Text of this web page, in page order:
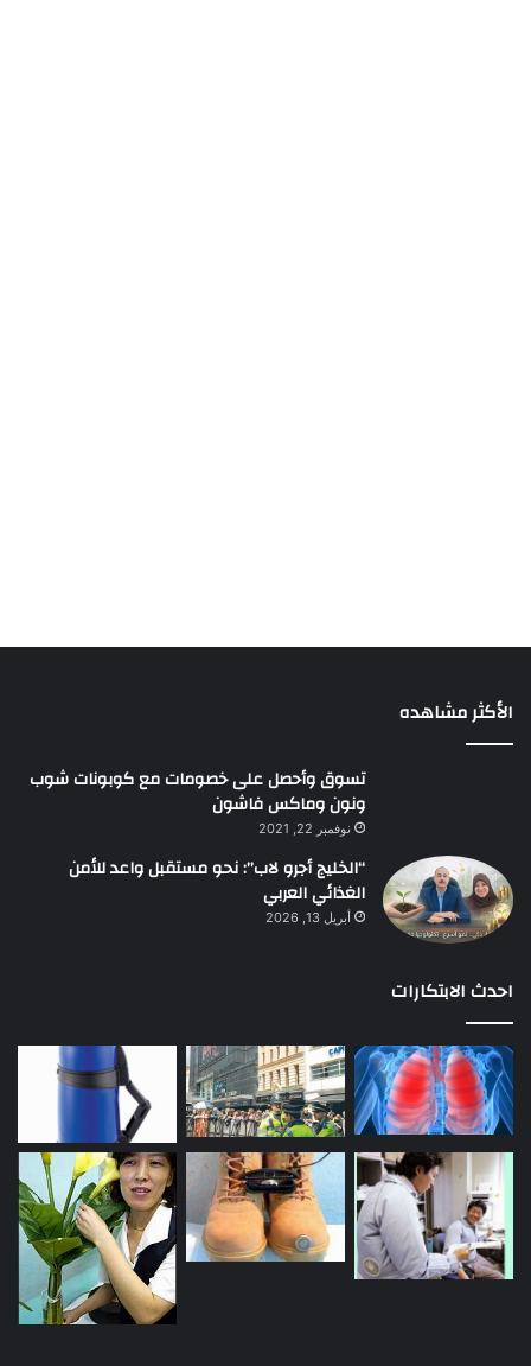
الأكثر مشاهده
تسوق وأحصل على خصومات مع كوبونات شوب
ونون وماكس فاشون
نوفمبر 22, 2021
“الخليج أجرو لاب”: نحو مستقبل واعد للأمن
الغذائي العربي
أبريل 13, 2026
احدث الابتكارات